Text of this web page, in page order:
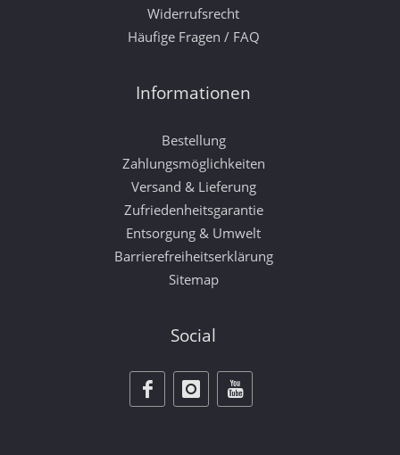
Widerrufsrecht
Häufige Fragen / FAQ
Informationen
Bestellung
Zahlungsmöglichkeiten
Versand & Lieferung
Zufriedenheitsgarantie
Entsorgung & Umwelt
Barrierefreiheitserklärung
Sitemap
Social